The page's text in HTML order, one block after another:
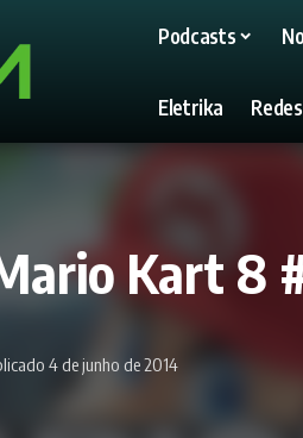
Podcasts
Eletrika
Kart 8
4 de junho de 2014